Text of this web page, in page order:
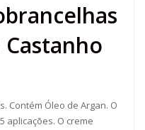
Contém Óleo de Argan. O
aplicações. O creme